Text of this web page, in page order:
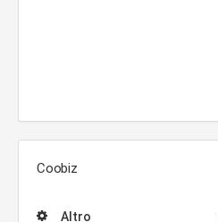
Coobiz
Altro